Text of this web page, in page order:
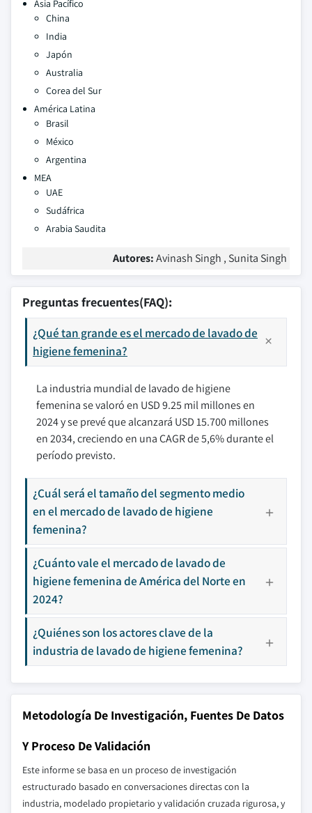
Asia Pacífico
China
India
Japón
Australia
Corea del Sur
América Latina
Brasil
México
Argentina
MEA
UAE
Sudáfrica
Arabia Saudita
Autores:Avinash Singh , Sunita Singh
Preguntas frecuentes(FAQ):
¿Qué tan grande es el mercado de lavado de
higiene femenina?
La industria mundial de lavado de higiene
femenina se valoró en USD 9.25 mil millones en
2024 y se prevé que alcanzará USD 15.700 millones
en 2034, creciendo en una CAGR de 5,6% durante el
período previsto.
¿Cuál será el tamaño del segmento medio
en el mercado de lavado de higiene
femenina?
¿Cuánto vale el mercado de lavado de
higiene femenina de América del Norte en
2024?
¿Quiénes son los actores clave de la
industria de lavado de higiene femenina?
Metodología De Investigación, Fuentes De Datos
Y Proceso De Validación
Este informe se basa en un proceso de investigación
estructurado basado en conversaciones directas con la
industria, modelado propietario y validación cruzada rigurosa, y